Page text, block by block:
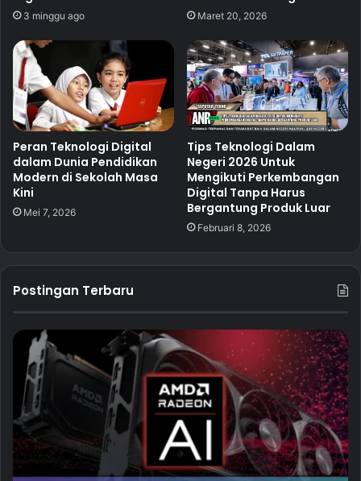
3 minggu ago Maret 20, 2026
Peran Teknologi Digital
dalam Dunia Pendidikan
Modern di Sekolah Masa
Kini
Mei 7, 2026
Tips Teknologi Dalam
Negeri 2026 Untuk
Mengikuti Perkembangan
Digital Tanpa Harus
Bergantung Produk Luar
Februari 8, 2026
Postingan Terbaru